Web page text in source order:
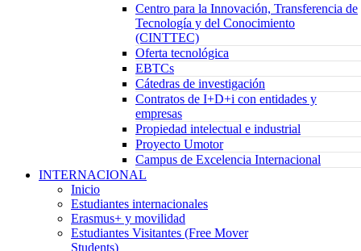
Centro para la Innovación, Transferencia de
Tecnología y del Conocimiento
(CINTTEC)
Oferta tecnológica
EBTCs
Cátedras de investigación
Contratos de I+D+i con entidades y
empresas
Propiedad intelectual e industrial
Proyecto Umotor
Campus de Excelencia Internacional
INTERNACIONAL
Inicio
Estudiantes internacionales
Erasmus+ y movilidad
Estudiantes Visitantes (Free Mover
Students)